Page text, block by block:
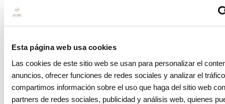
Esta página web usa cookies
Las cookies de este sitio web se usan para personalizar el
anuncios, ofrecer funciones de redes sociales y analizar el
compartimos información sobre el uso que haga del sitio web
partners de redes sociales, publicidad y análisis web, quienes
Blog
¿Se pueden quitar los implantes dentales?
9 enero 2024